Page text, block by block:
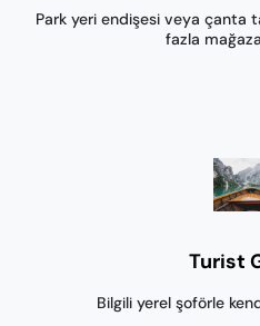
Park yeri endişesi veya çanta
fazla
Turist
Bilgili yerel şoförle